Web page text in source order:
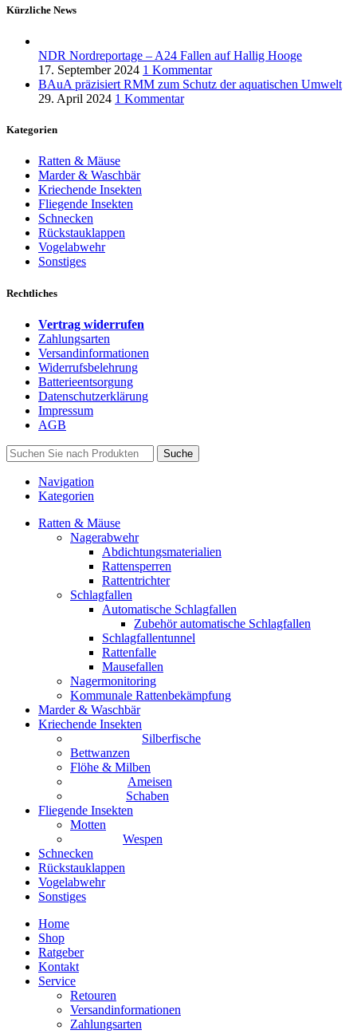
Kürzliche News
NDR Nordreportage – A24 Fallen auf Hallig Hooge
17. September 2024 1 Kommentar
BAuA präzisiert RMM zum Schutz der aquatischen Umwelt
29. April 2024 1 Kommentar
Kategorien
Ratten & Mäuse
Marder & Waschbär
Kriechende Insekten
Fliegende Insekten
Schnecken
Rückstauklappen
Vogelabwehr
Sonstiges
Rechtliches
Vertrag widerrufen
Zahlungsarten
Versandinformationen
Widerrufsbelehrung
Batterieentsorgung
Datenschutzerklärung
Impressum
AGB
Suche
Navigation
Kategorien
Ratten & Mäuse
Nagerabwehr
Abdichtungsmaterialien
Rattensperren
Rattentrichter
Schlagfallen
Automatische Schlagfallen
Zubehör automatische Schlagfallen
Schlagfallentunnel
Rattenfalle
Mausefallen
Nagermonitoring
Kommunale Rattenbekämpfung
Marder & Waschbär
Kriechende Insekten
Silberfische
Bettwanzen
Flöhe & Milben
Ameisen
Schaben
Fliegende Insekten
Motten
Wespen
Schnecken
Rückstauklappen
Vogelabwehr
Sonstiges
Home
Shop
Ratgeber
Kontakt
Service
Retouren
Versandinformationen
Zahlungsarten